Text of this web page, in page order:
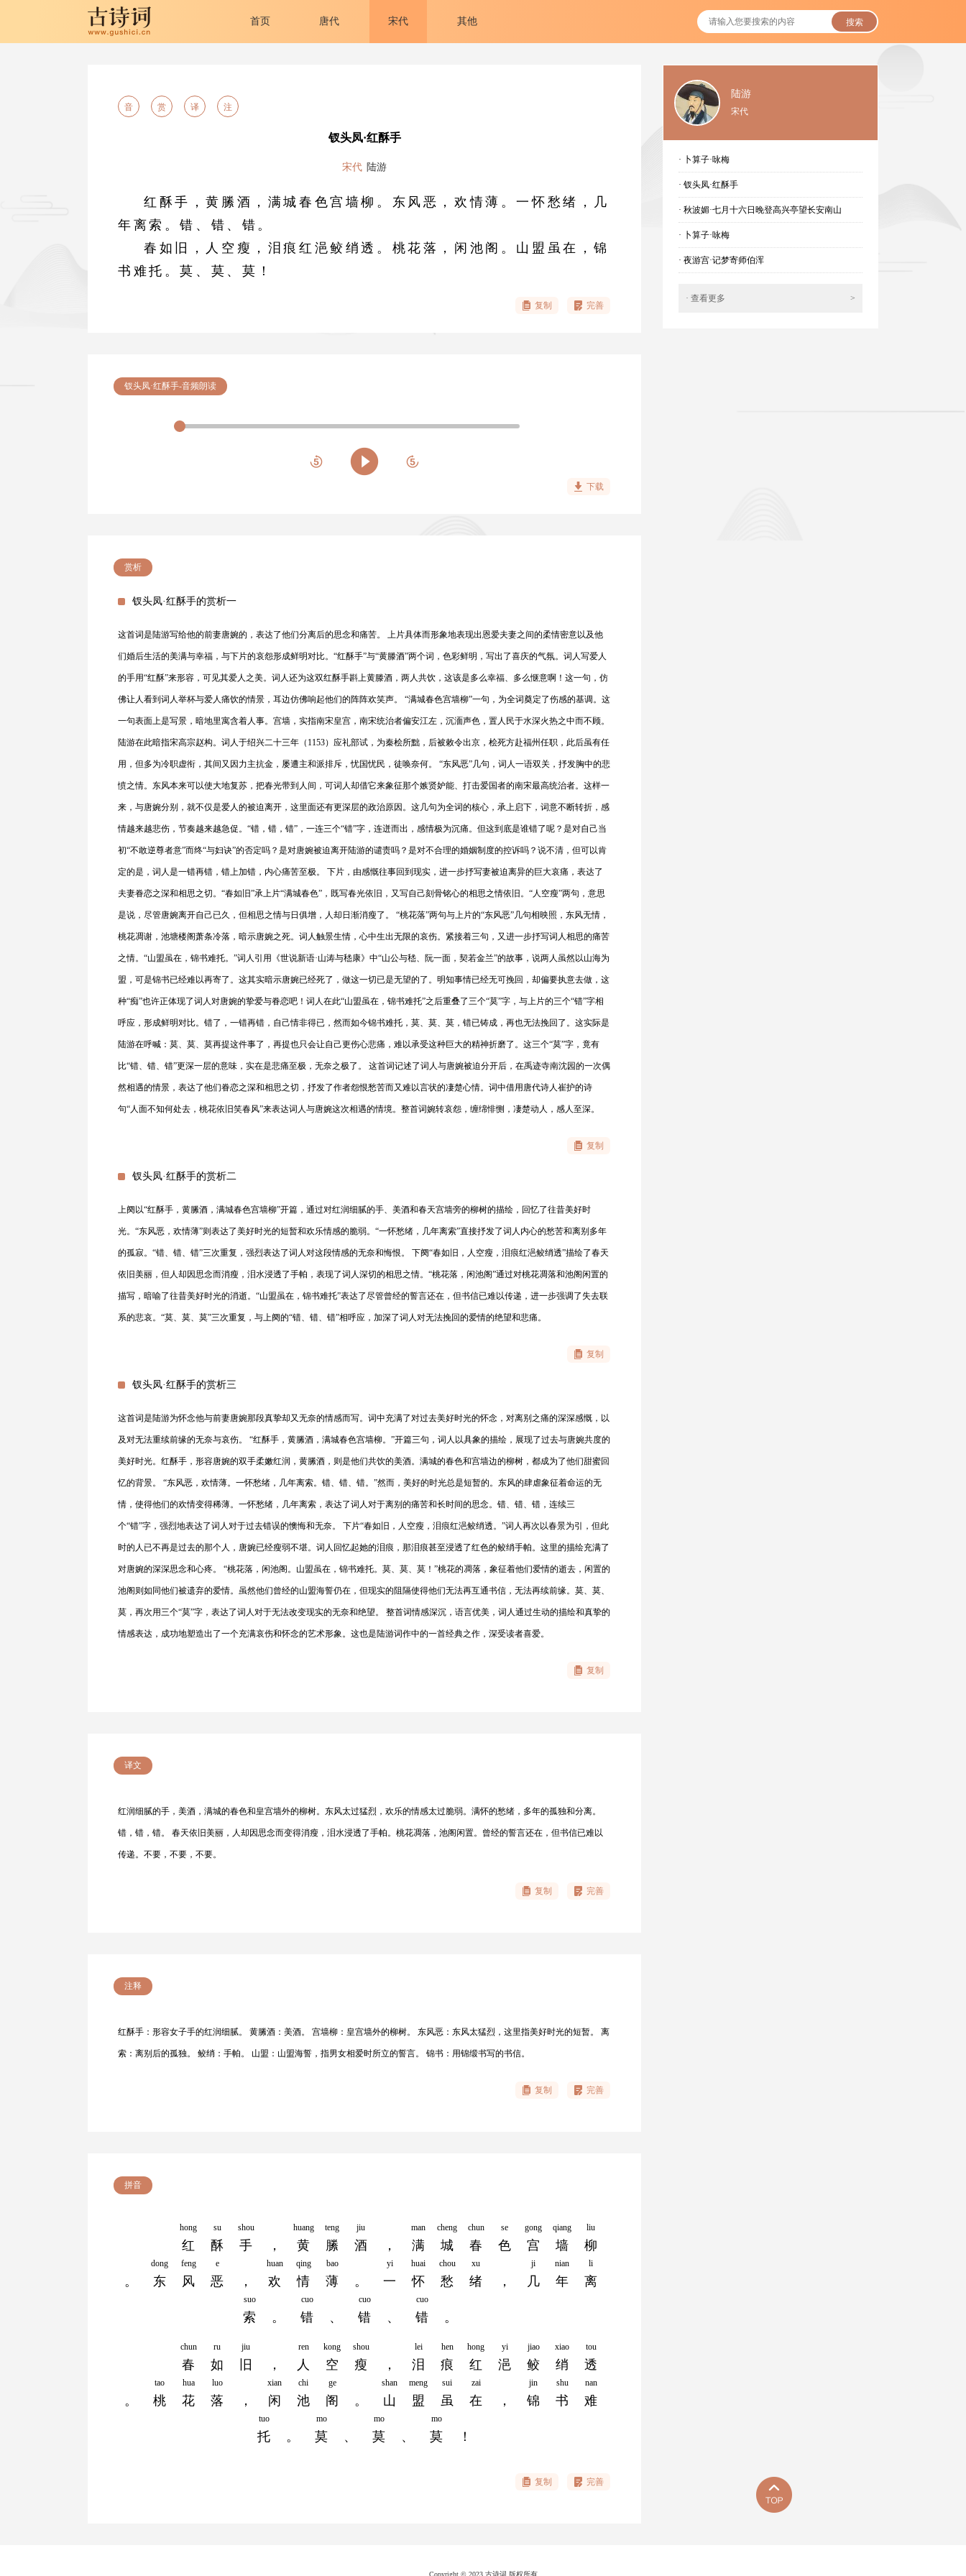
首页 唐代 宋代 其他 搜索
音 赏 译 注
钗头凤·红酥手
宋代 陆游
红酥手，黄縢酒，满城春色宫墙柳。东风恶，欢情薄。一怀愁绪，几
年离索。错、错、错。
春如旧，人空瘦，泪痕红浥鲛绡透。桃花落，闲池阁。山盟虽在，锦
书难托。莫、莫、莫！
复制 完善
钗头凤·红酥手-音频朗读
下载
赏析
钗头凤·红酥手的赏析一
这首词是陆游写给他的前妻唐婉的，表达了他们分离后的思念和痛苦。 上片具体而形象地表现出恩爱夫妻之间的柔情密意以及他
们婚后生活的美满与幸福，与下片的哀怨形成鲜明对比。“红酥手”与“黄滕酒”两个词，色彩鲜明，写出了喜庆的气氛。词人写爱人
的手用“红酥”来形容，可见其爱人之美。词人还为这双红酥手斟上黄滕酒，两人共饮，这该是多么幸福、多么惬意啊！这一句，仿
佛让人看到词人举杯与爱人痛饮的情景，耳边仿佛响起他们的阵阵欢笑声。 “满城春色宫墙柳”一句，为全词奠定了伤感的基调。这
一句表面上是写景，暗地里寓含着人事。宫墙，实指南宋皇宫，南宋统治者偏安江左，沉湎声色，置人民于水深火热之中而不顾。
陆游在此暗指宋高宗赵构。词人于绍兴二十三年（1153）应礼部试，为秦桧所黜，后被敕令出京，桧死方赴福州任职，此后虽有任
用，但多为冷职虚衔，其间又因力主抗金，屡遭主和派排斥，忧国忧民，徒唤奈何。 “东风恶”几句，词人一语双关，抒发胸中的悲
愤之情。东风本来可以使大地复苏，把春光带到人间，可词人却借它来象征那个嫉贤妒能、打击爱国者的南宋最高统治者。这样一
来，与唐婉分别，就不仅是爱人的被迫离开，这里面还有更深层的政治原因。这几句为全词的核心，承上启下，词意不断转折，感
情越来越悲伤，节奏越来越急促。“错，错，错”，一连三个“错”字，连迸而出，感情极为沉痛。但这到底是谁错了呢？是对自己当
初“不敢逆尊者意”而终“与妇诀”的否定吗？是对唐婉被迫离开陆游的谴责吗？是对不合理的婚姻制度的控诉吗？说不清，但可以肯
定的是，词人是一错再错，错上加错，内心痛苦至极。 下片，由感慨往事回到现实，进一步抒写妻被迫离异的巨大哀痛，表达了
夫妻眷恋之深和相思之切。“春如旧”承上片“满城春色”，既写春光依旧，又写自己刻骨铭心的相思之情依旧。“人空瘦”两句，意思
是说，尽管唐婉离开自己已久，但相思之情与日俱增，人却日渐消瘦了。 “桃花落”两句与上片的“东风恶”几句相映照，东风无情，
桃花凋谢，池塘楼阁萧条冷落，暗示唐婉之死。词人触景生情，心中生出无限的哀伤。紧接着三句，又进一步抒写词人相思的痛苦
之情。“山盟虽在，锦书难托。”词人引用《世说新语·山涛与嵇康》中“山公与嵇、阮一面，契若金兰”的故事，说两人虽然以山海为
盟，可是锦书已经难以再寄了。这其实暗示唐婉已经死了，做这一切已是无望的了。明知事情已经无可挽回，却偏要执意去做，这
种“痴”也许正体现了词人对唐婉的挚爱与眷恋吧！词人在此“山盟虽在，锦书难托”之后重叠了三个“莫”字，与上片的三个“错”字相
呼应，形成鲜明对比。错了，一错再错，自己情非得已，然而如今锦书难托，莫、莫、莫，错已铸成，再也无法挽回了。这实际是
陆游在呼喊：莫、莫、莫再提这件事了，再提也只会让自己更伤心悲痛，难以承受这种巨大的精神折磨了。这三个“莫”字，竟有
比“错、错、错”更深一层的意味，实在是悲痛至极，无奈之极了。 这首词记述了词人与唐婉被迫分开后，在禹迹寺南沈园的一次偶
然相遇的情景，表达了他们眷恋之深和相思之切，抒发了作者怨恨愁苦而又难以言状的凄楚心情。词中借用唐代诗人崔护的诗
句“人面不知何处去，桃花依旧笑春风”来表达词人与唐婉这次相遇的情境。整首词婉转哀怨，缠绵悱恻，凄楚动人，感人至深。
复制
钗头凤·红酥手的赏析二
上阕以“红酥手，黄縢酒，满城春色宫墙柳”开篇，通过对红润细腻的手、美酒和春天宫墙旁的柳树的描绘，回忆了往昔美好时
光。“东风恶，欢情薄”则表达了美好时光的短暂和欢乐情感的脆弱。“一怀愁绪，几年离索”直接抒发了词人内心的愁苦和离别多年
的孤寂。“错、错、错”三次重复，强烈表达了词人对这段情感的无奈和悔恨。 下阕“春如旧，人空瘦，泪痕红浥鲛绡透”描绘了春天
依旧美丽，但人却因思念而消瘦，泪水浸透了手帕，表现了词人深切的相思之情。“桃花落，闲池阁”通过对桃花凋落和池阁闲置的
描写，暗喻了往昔美好时光的消逝。“山盟虽在，锦书难托”表达了尽管曾经的誓言还在，但书信已难以传递，进一步强调了失去联
系的悲哀。“莫、莫、莫”三次重复，与上阕的“错、错、错”相呼应，加深了词人对无法挽回的爱情的绝望和悲痛。
复制
钗头凤·红酥手的赏析三
这首词是陆游为怀念他与前妻唐婉那段真挚却又无奈的情感而写。词中充满了对过去美好时光的怀念，对离别之痛的深深感慨，以
及对无法重续前缘的无奈与哀伤。 “红酥手，黄縢酒，满城春色宫墙柳。”开篇三句，词人以具象的描绘，展现了过去与唐婉共度的
美好时光。红酥手，形容唐婉的双手柔嫩红润，黄縢酒，则是他们共饮的美酒。满城的春色和宫墙边的柳树，都成为了他们甜蜜回
忆的背景。 “东风恶，欢情薄。一怀愁绪，几年离索。错、错、错。”然而，美好的时光总是短暂的。东风的肆虐象征着命运的无
情，使得他们的欢情变得稀薄。一怀愁绪，几年离索，表达了词人对于离别的痛苦和长时间的思念。错、错、错，连续三
个“错”字，强烈地表达了词人对于过去错误的懊悔和无奈。 下片“春如旧，人空瘦，泪痕红浥鲛绡透。”词人再次以春景为引，但此
时的人已不再是过去的那个人，唐婉已经瘦弱不堪。词人回忆起她的泪痕，那泪痕甚至浸透了红色的鲛绡手帕。这里的描绘充满了
对唐婉的深深思念和心疼。 “桃花落，闲池阁。山盟虽在，锦书难托。莫、莫、莫！”桃花的凋落，象征着他们爱情的逝去，闲置的
池阁则如同他们被遗弃的爱情。虽然他们曾经的山盟海誓仍在，但现实的阻隔使得他们无法再互通书信，无法再续前缘。莫、莫、
莫，再次用三个“莫”字，表达了词人对于无法改变现实的无奈和绝望。 整首词情感深沉，语言优美，词人通过生动的描绘和真挚的
情感表达，成功地塑造出了一个充满哀伤和怀念的艺术形象。这也是陆游词作中的一首经典之作，深受读者喜爱。
复制
译文
红润细腻的手，美酒，满城的春色和皇宫墙外的柳树。东风太过猛烈，欢乐的情感太过脆弱。满怀的愁绪，多年的孤独和分离。
错，错，错。 春天依旧美丽，人却因思念而变得消瘦，泪水浸透了手帕。桃花凋落，池阁闲置。曾经的誓言还在，但书信已难以
传递。不要，不要，不要。
复制 完善
注释
红酥手：形容女子手的红润细腻。 黄縢酒：美酒。 宫墙柳：皇宫墙外的柳树。 东风恶：东风太猛烈，这里指美好时光的短暂。 离
索：离别后的孤独。 鲛绡：手帕。 山盟：山盟海誓，指男女相爱时所立的誓言。 锦书：用锦缎书写的书信。
复制 完善
拼音
hong
红
su
酥
shou
手 ，
huang
黄
teng
縢
jiu
酒 ，
man
满
cheng
城
chun
春
se
色
gong
宫
qiang
墙
liu
柳
。
dong
东
feng
风
e
恶 ，
huan
欢
qing
情
bao
薄 。
yi
一
huai
怀
chou
愁
xu
绪 ，
ji
几
nian
年
li
离
suo
索 。
cuo
错 、
cuo
错 、
cuo
错 。
chun
春
ru
如
jiu
旧 ，
ren
人
kong
空
shou
瘦 ，
lei
泪
hen
痕
hong
红
yi
浥
jiao
鲛
xiao
绡
tou
透
。
tao
桃
hua
花
luo
落 ，
xian
闲
chi
池
ge
阁 。
shan
山
meng
盟
sui
虽
zai
在 ，
jin
锦
shu
书
nan
难
tuo
托 。
mo
莫 、
mo
莫 、
mo
莫 ！
复制 完善
陆游
宋代
· 卜算子·咏梅
· 钗头凤·红酥手
· 秋波媚·七月十六日晚登高兴亭望长安南山
· 卜算子·咏梅
· 夜游宫·记梦寄师伯浑
>
· 查看更多
Copyright © 2023 古诗词 版权所有